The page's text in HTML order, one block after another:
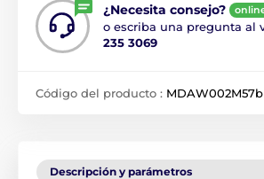
¿Necesita consejo?
o escriba una pregunta al
235 3069
Código del producto : MDAW002M57b
Descripción y parámetros